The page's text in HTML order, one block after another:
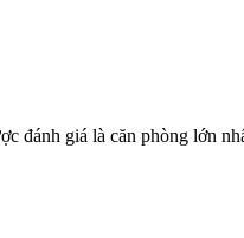
đánh giá là căn phòng lớn